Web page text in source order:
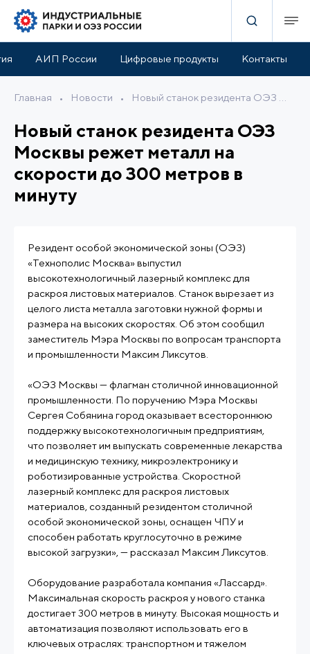
АИП России Цифровые продукты Контакты
Главная • Новости •
Новый станок резидента ОЭЗ
Москвы режет металл на
скорости до 300 метров в
минуту
Резидент особой экономической зоны (ОЭЗ)
«Технополис Москва» выпустил
высокотехнологичный лазерный комплекс для
раскроя листовых материалов. Станок вырезает из
целого листа металла заготовки нужной формы и
размера на высоких скоростях. Об этом сообщил
заместитель Мэра Москвы по вопросам транспорта
и промышленности Максим Ликсутов.
«ОЭЗ Москвы — флагман столичной инновационной
промышленности. По поручению Мэра Москвы
Сергея Собянина город оказывает всестороннюю
поддержку высокотехнологичным предприятиям,
что позволяет им выпускать современные лекарства
и медицинскую технику, микроэлектронику и
роботизированные устройства. Скоростной
лазерный комплекс для раскроя листовых
материалов, созданный резидентом столичной
особой экономической зоны, оснащен ЧПУ и
способен работать круглосуточно в режиме
высокой загрузки», — рассказал Максим Ликсутов.
Оборудование разработала компания «Лассард».
Максимальная скорость раскроя у нового станка
достигает 300 метров в минуту. Высокая мощность и
автоматизация позволяют использовать его в
ключевых отраслях: транспортном и тяжелом